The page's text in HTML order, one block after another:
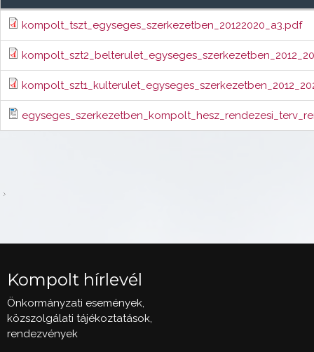
kompolt_tszt_egyseges_szerkezetben_20122020_a3.pdf
Kompolt hírlevél
Önkormányzati események,
közszolgálati tájékoztatások,
rendezvények